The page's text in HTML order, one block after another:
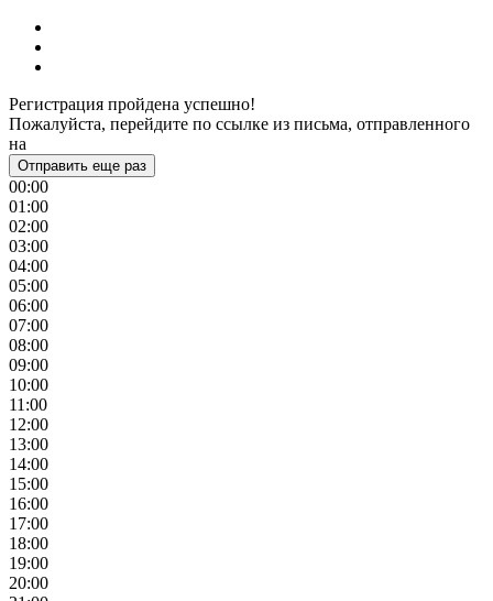
Регистрация пройдена успешно!
Пожалуйста, перейдите по ссылке из письма, отправленного
на
Отправить еще раз
00:00
01:00
02:00
03:00
04:00
05:00
06:00
07:00
08:00
09:00
10:00
11:00
12:00
13:00
14:00
15:00
16:00
17:00
18:00
19:00
20:00